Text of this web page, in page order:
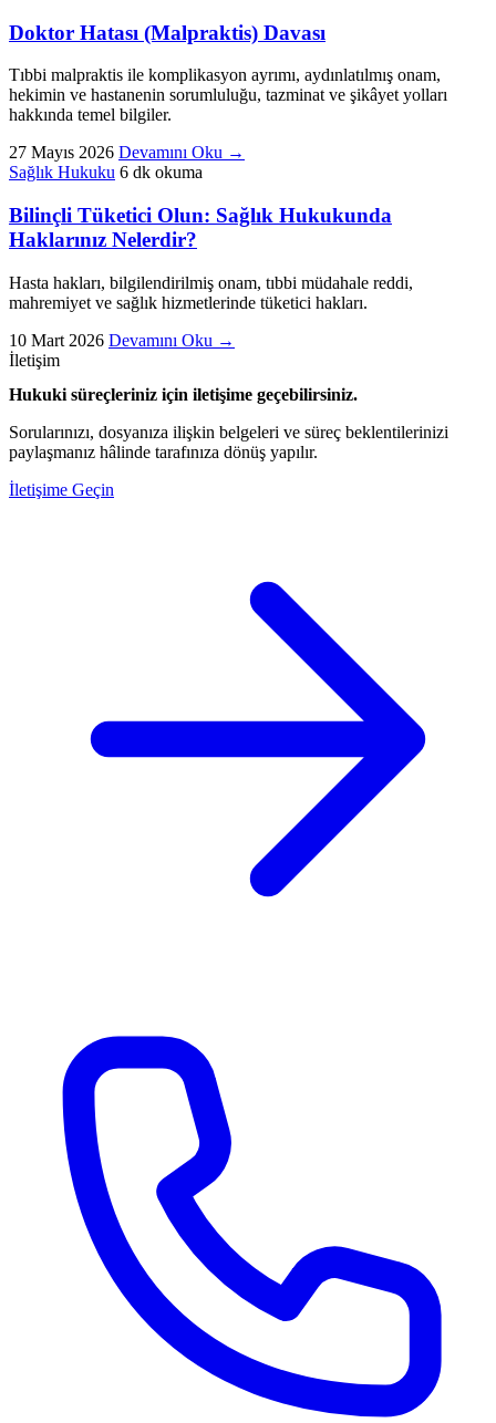
Doktor Hatası (Malpraktis) Davası
Tıbbi malpraktis ile komplikasyon ayrımı, aydınlatılmış onam,
hekimin ve hastanenin sorumluluğu, tazminat ve şikâyet yolları
hakkında temel bilgiler.
27 Mayıs 2026 Devamını Oku →
Sağlık Hukuku 6 dk okuma
Bilinçli Tüketici Olun: Sağlık Hukukunda
Haklarınız Nelerdir?
Hasta hakları, bilgilendirilmiş onam, tıbbi müdahale reddi,
mahremiyet ve sağlık hizmetlerinde tüketici hakları.
10 Mart 2026 Devamını Oku →
İletişim
Hukuki süreçleriniz için iletişime geçebilirsiniz.
Sorularınızı, dosyanıza ilişkin belgeleri ve süreç beklentilerinizi
paylaşmanız hâlinde tarafınıza dönüş yapılır.
İletişime Geçin